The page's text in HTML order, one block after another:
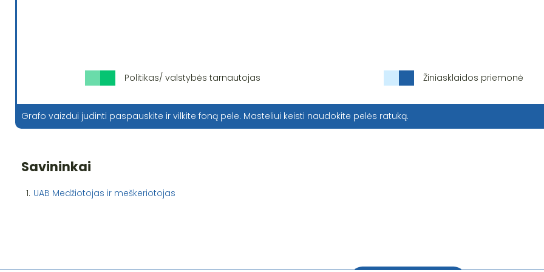
Politikas/ valstybės tarnautojas Žiniasklaidos priemonė
Grafo vaizdui judinti paspauskite ir vilkite foną pele. Masteliui keisti naudokite pelės ratuką.
Savininkai
1. UAB Medžiotojas ir meškeriotojas